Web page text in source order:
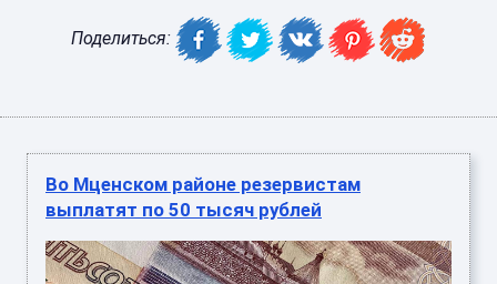
Поделиться:
Во Мценском районе резервистам
выплатят по 50 тысяч рублей